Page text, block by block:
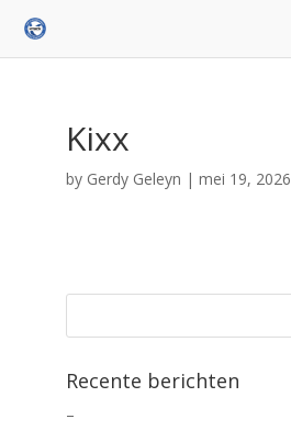
Kixx
by Gerdy Geleyn | mei 19, 2026
Recente berichten
–